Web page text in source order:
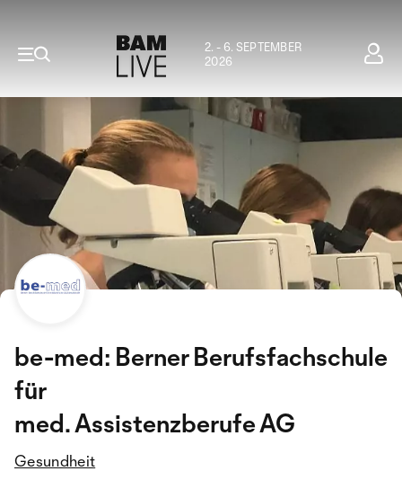
2. - 6. SEPTEMBER
2026
be-med: Berner Berufsfachschule
für
med. Assistenzberufe AG
Gesundheit